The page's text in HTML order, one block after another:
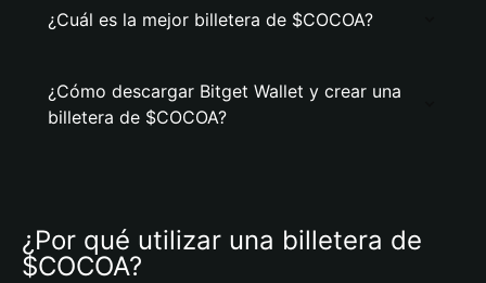
¿Cuál es la mejor billetera de $COCOA?
¿Cómo descargar Bitget Wallet y crear una
billetera de $COCOA?
¿Por qué utilizar una billetera de
$COCOA?